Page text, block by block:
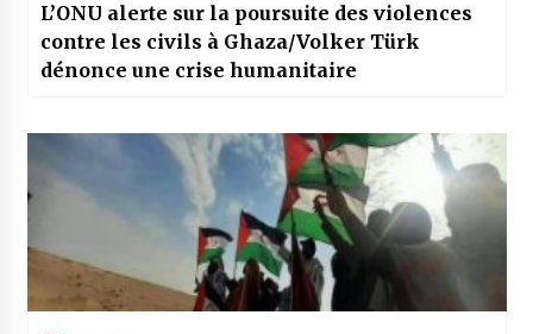
L’ONU alerte sur la poursuite des violences
contre les civils à Ghaza/Volker Türk
dénonce une crise humanitaire